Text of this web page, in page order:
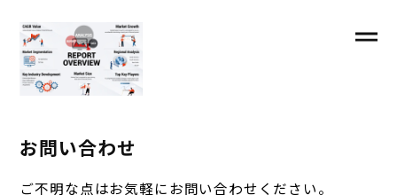
お問い合わせ
ご不明な点はお気軽にお問い合わせください。